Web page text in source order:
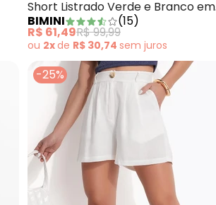
Short Listrado Verde e Branco em
Tecido Plano Li
BIMINI (15)
R$ 61,49R$ 99,99
ou 2xde R$ 30,74 sem juros
-25%